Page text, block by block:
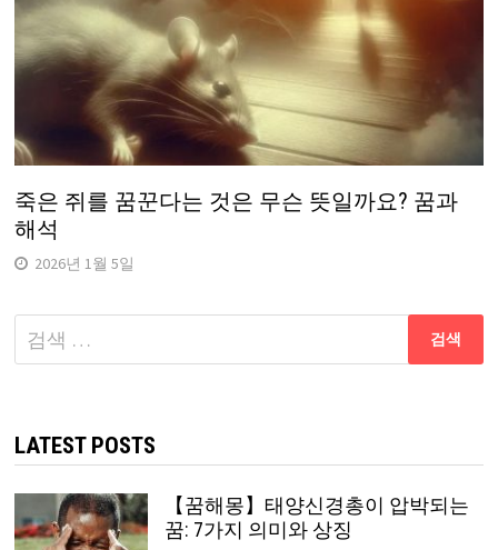
죽은 쥐를 꿈꾼다는 것은 무슨 뜻일까요? 꿈과
해석
2026년 1월 5일
다
음
LATEST POSTS
【꿈해몽】태양신경총이 압박되는
꿈: 7가지 의미와 상징